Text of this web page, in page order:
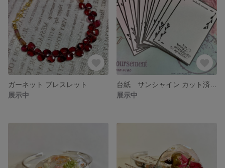
ガーネット ブレスレット
展示中
展示中